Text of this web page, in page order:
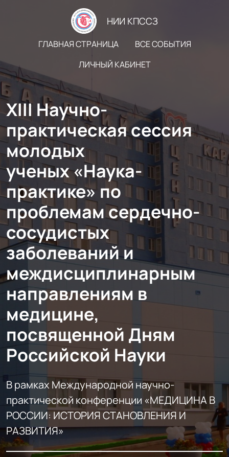
НИИ КПССЗ
ГЛАВНАЯ СТРАНИЦА
ВСЕ СОБЫТИЯ
ЛИЧНЫЙ КАБИНЕТ
XIII Научно-
практическая сессия
молодых
ученых «Наука-
практике» по
проблемам сердечно-
сосудистых
заболеваний и
междисциплинарным
направлениям в
медицине,
посвященной Дням
Российской Науки
В рамках Международной научно-
практической конференции «МЕДИЦИНА В
РОССИИ: ИСТОРИЯ СТАНОВЛЕНИЯ И
РАЗВИТИЯ»